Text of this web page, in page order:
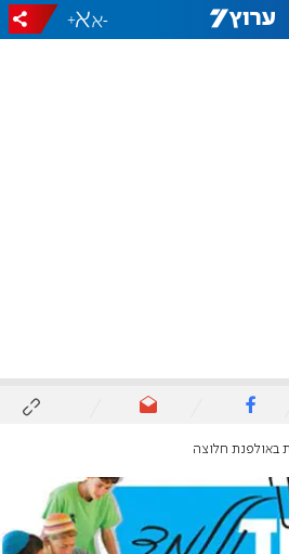
-
+
באולפנת חלוצה